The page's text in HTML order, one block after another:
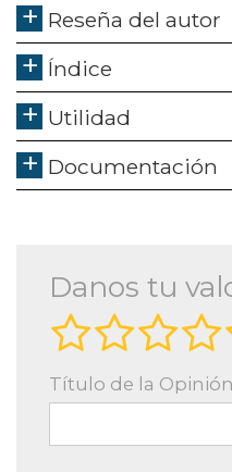
Reseña del autor
Índice
Utilidad
Documentación
Danos tu
Título de la Opinión